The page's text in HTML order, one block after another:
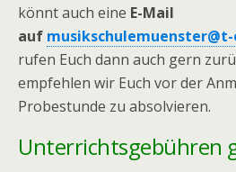
könnt auch eine E-Mail
auf
rufen Euch dann auch gern
empfehlen wir Euch vor der
Probestunde zu absolvieren.
Unterrichtsgebühren